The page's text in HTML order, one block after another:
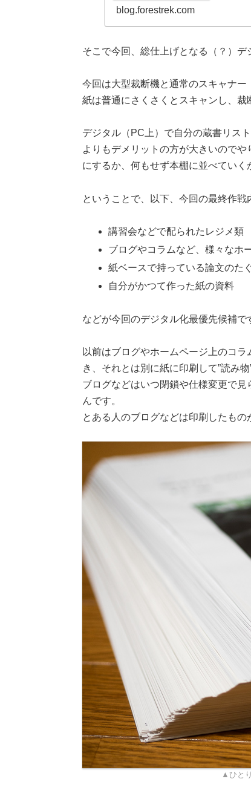
blog.forestrek.com
そこで今回、総仕上げとなる（？）デ
今回は大型裁断機と通常のスキャナー
紙は普通にさくさくとスキャンし、裁
デジタル（PC上）で自分の蔵書リス
よりもデメリットの方が大きいので
にするか、何もせず本棚に並べていく
ということで、以下、今回の最終作戦
講習会などで配られたレジメ類
ブログやコラムなど、様々なホ
紙ベースで持っている論文のた
自分がかつて作った紙の資料
などが今回のデジタル化最優先候補で
以前はブログやホームページ上のコ
き、それとは別に紙に印刷して”読み
ブログなどはいつ閉鎖や仕様変更で
んです。
とある人のブログなどは印刷したも
▲ひと